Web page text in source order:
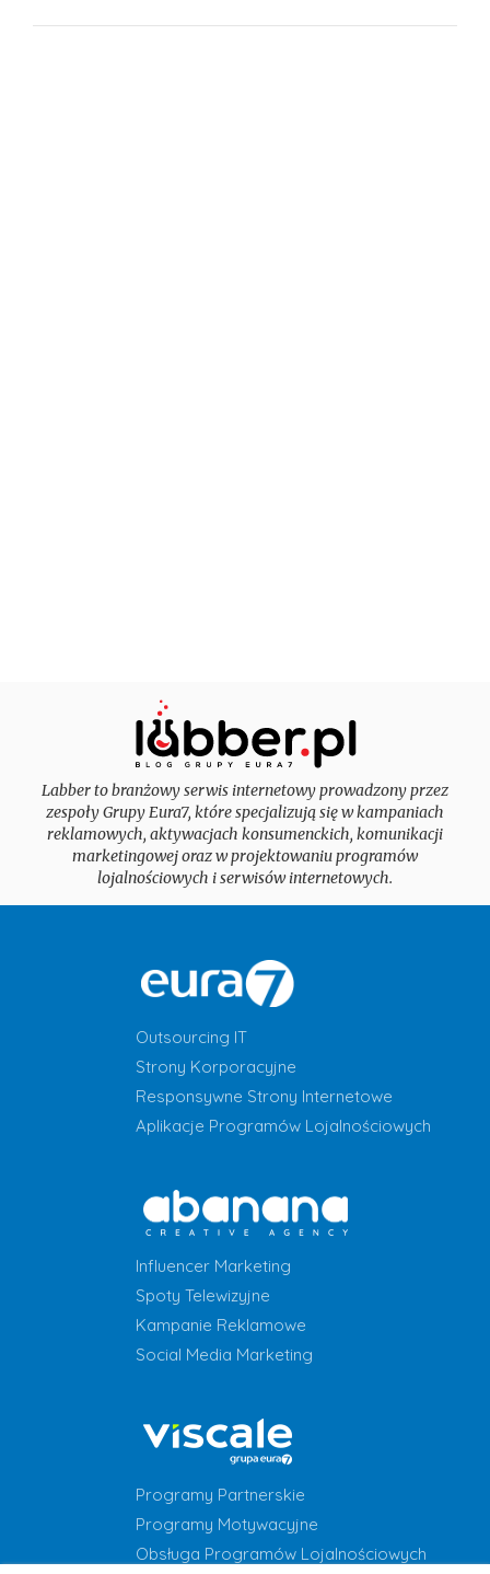
Labber to branżowy serwis internetowy prowadzony przez
zespoły Grupy Eura7, które specjalizują się w kampaniach
reklamowych, aktywacjach konsumenckich, komunikacji
marketingowej oraz w projektowaniu programów
lojalnościowych i serwisów internetowych.
Outsourcing IT
Strony Korporacyjne
Responsywne Strony Internetowe
Aplikacje Programów Lojalnościowych
Influencer Marketing
Spoty Telewizyjne
Kampanie Reklamowe
Social Media Marketing
Programy Partnerskie
Programy Motywacyjne
Obsługa Programów Lojalnościowych